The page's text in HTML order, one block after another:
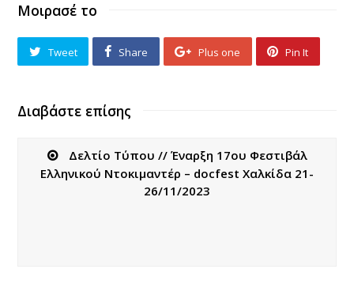
Μοιρασέ το
Tweet Share Plus one Pin It
Διαβάστε επίσης
Δελτίο Τύπου // Έναρξη 17ου Φεστιβάλ
Ελληνικού Ντοκιμαντέρ – docfest Χαλκίδα 21-
26/11/2023